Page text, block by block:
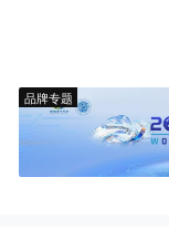
品牌专题